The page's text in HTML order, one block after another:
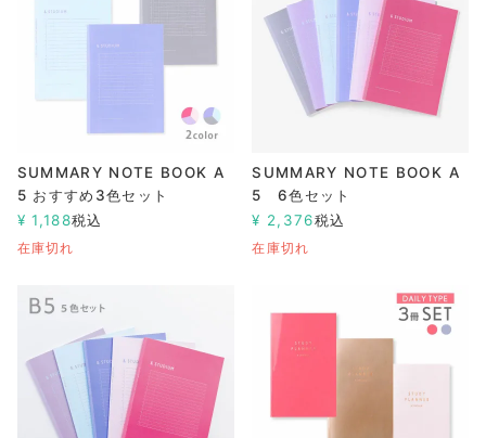
SUMMARY NOTE BOOK A
5 おすすめ3色セット
¥ 1,188税込
在庫切れ
SUMMARY NOTE BOOK A
5 6色セット
¥ 2,376税込
在庫切れ